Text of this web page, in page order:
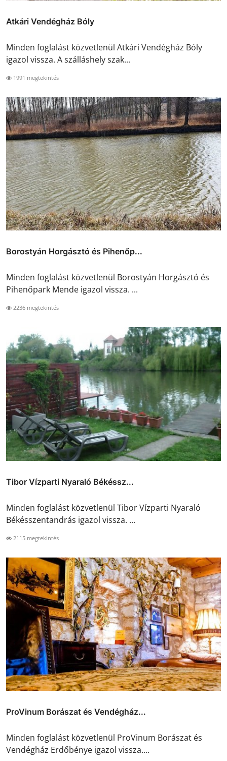
Atkári Vendégház Bóly
Minden foglalást közvetlenül Atkári Vendégház Bóly
igazol vissza. A szálláshely szak...
1991 megtekintés
Borostyán Horgásztó és Pihenőp...
Minden foglalást közvetlenül Borostyán Horgásztó és
Pihenőpark Mende igazol vissza. ...
2236 megtekintés
Tibor Vízparti Nyaraló Békéssz...
Minden foglalást közvetlenül Tibor Vízparti Nyaraló
Békésszentandrás igazol vissza. ...
2115 megtekintés
ProVinum Borászat és Vendégház...
Minden foglalást közvetlenül ProVinum Borászat és
Vendégház Erdőbénye igazol vissza....